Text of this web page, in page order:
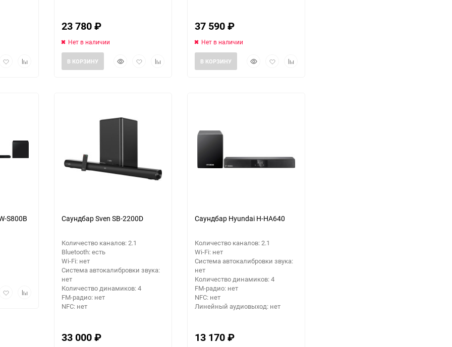
ДобавитьДобавить
23 780₽
Нет в наличии
БыстрыйДобавитьДобавить
В КОРЗИНУ
37 590₽
Нет в наличии
БыстрыйДобавитьДобавить
В КОРЗИНУ
S800B
ДобавитьДобавить
еще 10 фото
Саундбар Sven SB-2200D
Количество каналов: 2.1
Bluetooth: есть
Wi-Fi: нет
Система автокалибровки звука:
нет
Количество динамиков: 4
FM-радио: нет
NFC: нет
33 000₽
Саундбар Hyundai H-HA640
Количество каналов: 2.1
Wi-Fi: нет
Система автокалибровки звука:
нет
Количество динамиков: 4
FM-радио: нет
NFC: нет
Линейный аудиовыход: нет
13 170₽